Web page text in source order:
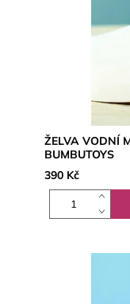
ŽELVA VODNÍ
BUMBUTOYS
390 Kč